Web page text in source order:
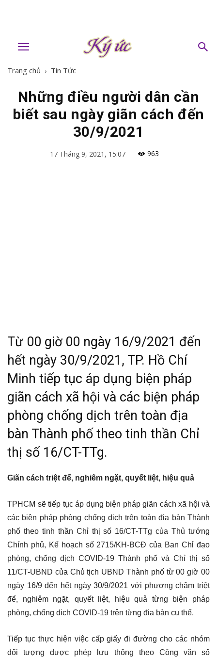
Trang chủ Tin Tức
Những điều người dân cần
biết sau ngày giãn cách đến
30/9/2021
17 Tháng 9, 2021, 15:07 963
Từ 00 giờ 00 ngày 16/9/2021 đến
hết ngày 30/9/2021, TP. Hồ Chí
Minh tiếp tục áp dụng biện pháp
giãn cách xã hội và các biện pháp
phòng chống dịch trên toàn địa
bàn Thành phố theo tinh thần Chỉ
thị số 16/CT-TTg.
Giãn cách triệt để, nghiêm ngặt, quyết liệt, hiệu quả
TPHCM sẽ tiếp tục áp dụng biện pháp giãn cách xã hội và
các biện pháp phòng chống dịch trên toàn địa bàn Thành
phố theo tinh thần Chỉ thị số 16/CT-TTg của Thủ tướng
Chính phủ, Kế hoạch số 2715/KH-BCĐ của Ban Chỉ đạo
phòng, chống dịch COVID-19 Thành phố và Chỉ thị số
11/CT-UBND của Chủ tịch UBND Thành phố từ 00 giờ 00
ngày 16/9 đến hết ngày 30/9/2021 với phương châm triệt
để, nghiêm ngặt, quyết liệt, hiệu quả từng biện pháp
phòng, chống dịch COVID-19 trên từng địa bàn cụ thể.
Tiếp tục thực hiện việc cấp giấy đi đường cho các nhóm
đối tượng được phép lưu thông theo Công văn số